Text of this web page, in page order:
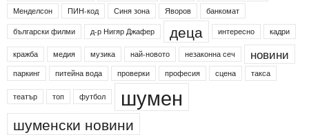
Менделсон
ПИН-код Синя зона Яворов
банкомат
български филми
д-р Нигяр Джафер деца интересно кадри
кражба медия музика най-новото незаконна сеч новини
паркинг питейна вода проверки професия сцена такса
театър топ футбол шумен
шуменски новини